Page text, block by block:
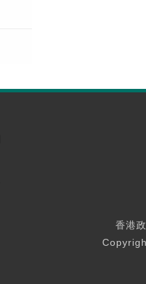
香港